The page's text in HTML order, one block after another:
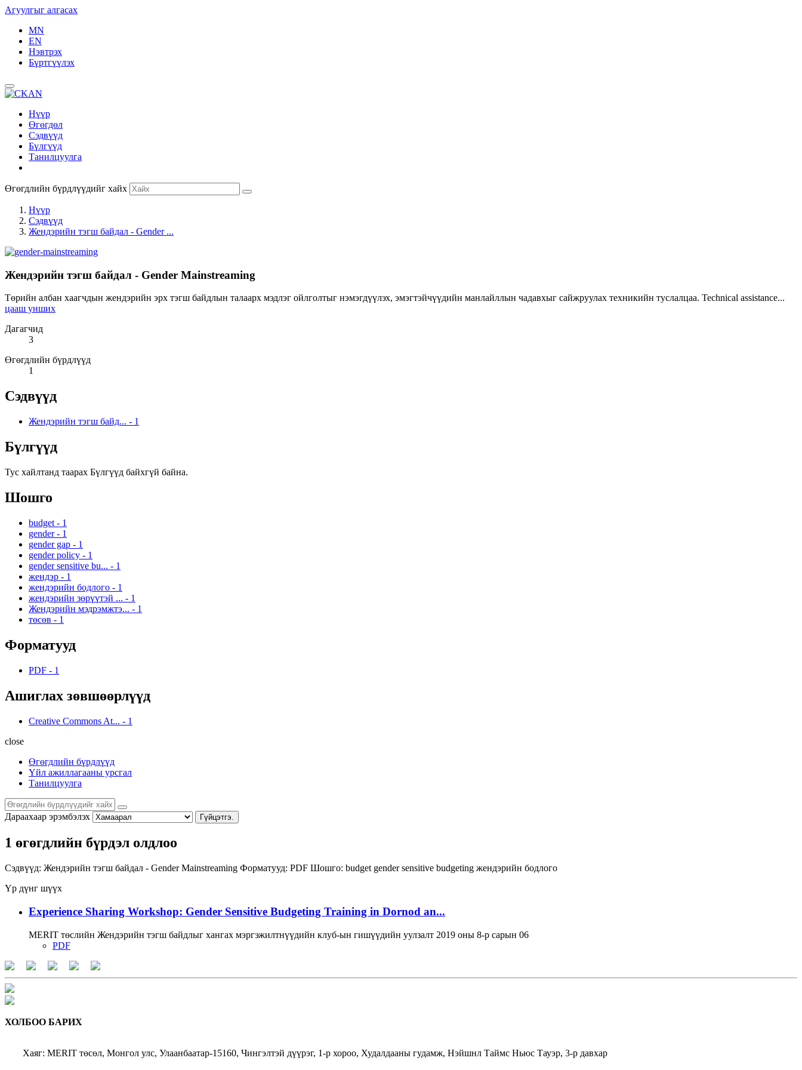
Агуулгыг алгасах
MN
EN
Нэвтрэх
Бүртгүүлэх
Нүүр
Өгөгдөл
Сэдвүүд
Бүлгүүд
Танилцуулга
Өгөгдлийн бүрдлүүдийг хайх
Нүүр
Сэдвүүд
Жендэрийн тэгш байдал - Gender ...
Жендэрийн тэгш байдал - Gender Mainstreaming
Төрийн албан хаагчдын жендэрийн эрх тэгш байдлын талаарх мэдлэг ойлголтыг нэмэгдүүлэх, эмэгтэйчүүдийн манлайллын чадавхыг сайжруулах техникийн туслалцаа. Technical assistance...
цааш унших
Дагагчид
3
Өгөгдлийн бүрдлүүд
1
Сэдвүүд
Жендэрийн тэгш байд... - 1
Бүлгүүд
Тус хайлтанд таарах Бүлгүүд байхгүй байна.
Шошго
budget - 1
gender - 1
gender gap - 1
gender policy - 1
gender sensitive bu... - 1
жендэр - 1
жендэрийн бодлого - 1
жендэрийн зөрүүтэй ... - 1
Жендэрийн мэдрэмжтэ... - 1
төсөв - 1
Форматууд
PDF - 1
Ашиглах зөвшөөрлүүд
Creative Commons At... - 1
close
Өгөгдлийн бүрдлүүд
Үйл ажиллагааны урсгал
Танилцуулга
Дараахаар эрэмбэлэх Гүйцэтгэ.
1 өгөгдлийн бүрдэл олдлоо
Сэдвүүд: Жендэрийн тэгш байдал - Gender Mainstreaming Форматууд: PDF Шошго: budget gender sensitive budgeting жендэрийн бодлого
Үр дүнг шүүх
Experience Sharing Workshop: Gender Sensitive Budgeting Training in Dornod an...
MERIT төслийн Жендэрийн тэгш байдлыг хангах мэргэжилтнүүдийн клуб-ын гишүүдийн уулзалт 2019 оны 8-р сарын 06
PDF
ХОЛБОО БАРИХ
Хаяг: MERIT төсөл, Монгол улс, Улаанбаатар-15160, Чингэлтэй дүүрэг, 1-р хороо, Худалдааны гудамж, Нэйшнл Таймс Ньюс Тауэр, 3-р давхар